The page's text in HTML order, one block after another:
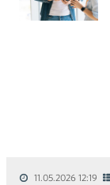
11.05.2026 12:19